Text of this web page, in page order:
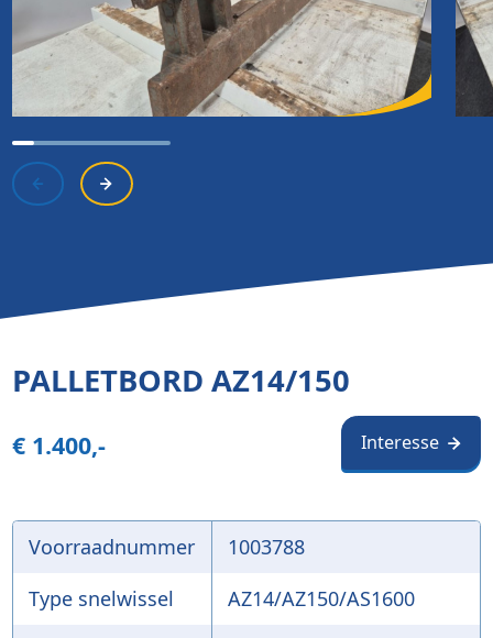
PALLETBORD AZ14/150
€ 1.400,- Interesse
Voorraadnummer
1003788
Type snelwissel
AZ14/AZ150/AS1600